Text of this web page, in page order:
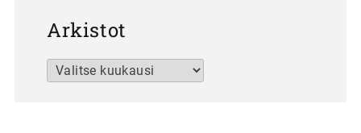
Arkistot
Arkistot